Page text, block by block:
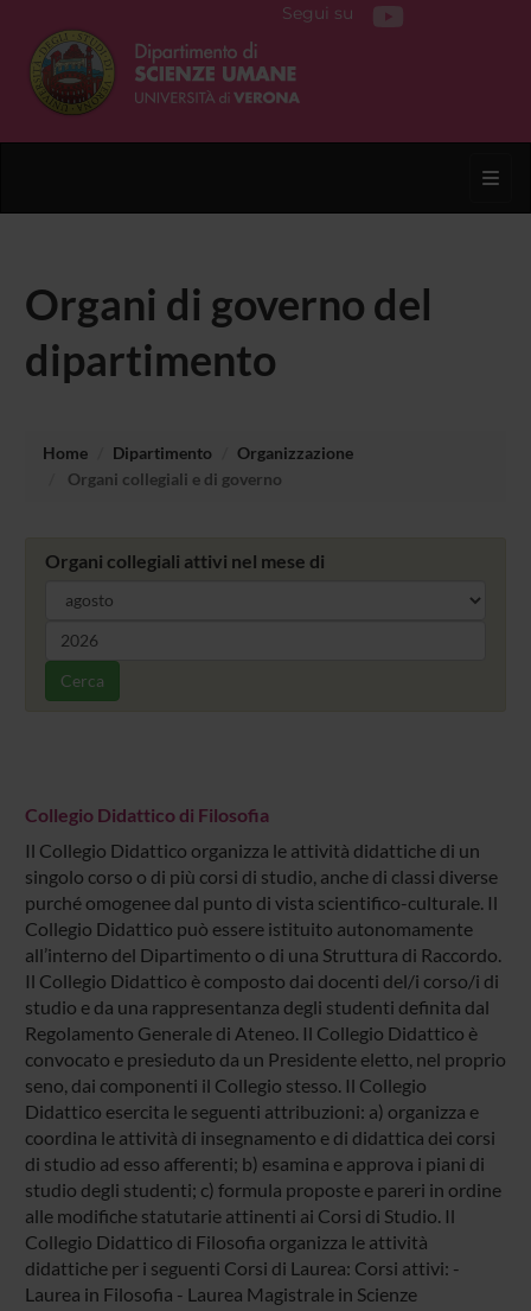
Segui su
Organi di governo del
dipartimento
Home Dipartimento
Organizzazione
Organi collegiali e di governo
Organi collegiali attivi nel mese di
Cerca
Collegio Didattico di Filosofia
Il Collegio Didattico organizza le attività didattiche di un
singolo corso o di più corsi di studio, anche di classi diverse
purché omogenee dal punto di vista scientifico-culturale. Il
Collegio Didattico può essere istituito autonomamente
all’interno del Dipartimento o di una Struttura di Raccordo.
Il Collegio Didattico è composto dai docenti del/i corso/i di
studio e da una rappresentanza degli studenti definita dal
Regolamento Generale di Ateneo. Il Collegio Didattico è
convocato e presieduto da un Presidente eletto, nel proprio
seno, dai componenti il Collegio stesso. Il Collegio
Didattico esercita le seguenti attribuzioni: a) organizza e
coordina le attività di insegnamento e di didattica dei corsi
di studio ad esso afferenti; b) esamina e approva i piani di
studio degli studenti; c) formula proposte e pareri in ordine
alle modifiche statutarie attinenti ai Corsi di Studio. Il
Collegio Didattico di Filosofia organizza le attività
didattiche per i seguenti Corsi di Laurea: Corsi attivi: -
Laurea in Filosofia - Laurea Magistrale in Scienze